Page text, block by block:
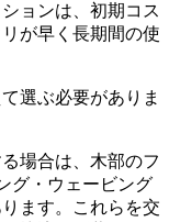
ョンは、初期コス
が早く長期間の使
選ぶ必要がありま
場合は、木部のフ
グ・ウェービング
ます。これらを交